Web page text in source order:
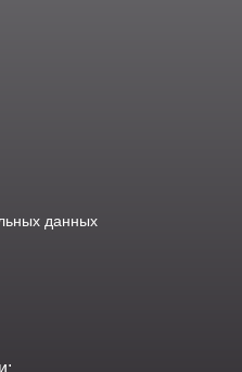
данных